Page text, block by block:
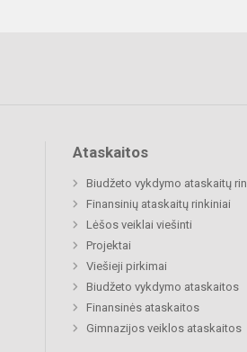
Ataskaitos
Biudžeto vykdymo ataskaitų
Finansinių ataskaitų rinkiniai
Lėšos veiklai viešinti
Projektai
Viešieji pirkimai
Biudžeto vykdymo ataskaitos
Finansinės ataskaitos
Gimnazijos veiklos ataskaitos